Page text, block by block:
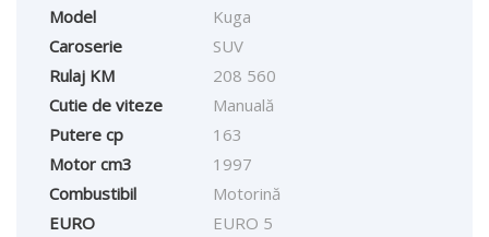
Model
Kuga
Caroserie
SUV
Rulaj KM
208 560
Cutie de viteze
Manuală
Putere cp
163
Motor cm3
1997
Combustibil
Motorină
EURO
EURO 5